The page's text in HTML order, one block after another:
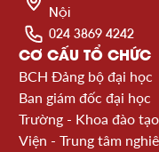
Nội
024 3869 4242
CƠ CẤU TỔ CHỨC
BCH Đảng bộ đại học
Ban giám đốc đại học
Trường - Khoa đào tạo
Viện - Trung tâm